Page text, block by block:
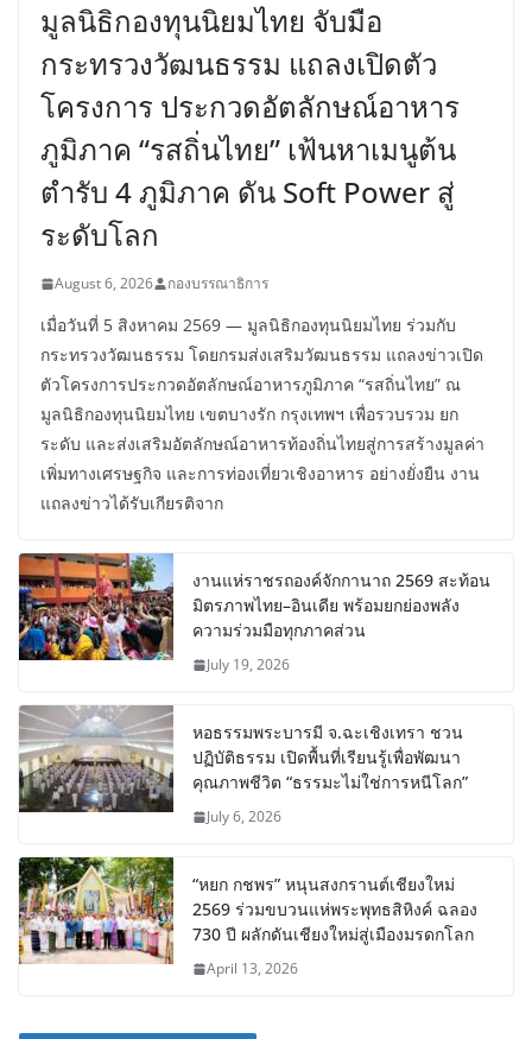
มูลนิธิกองทุนนิยมไทย จับมือ
กระทรวงวัฒนธรรม แถลงเปิดตัว
โครงการ ประกวดอัตลักษณ์อาหาร
ภูมิภาค “รสถิ่นไทย” เฟ้นหาเมนูต้น
ตำรับ 4 ภูมิภาค ดัน Soft Power สู่
ระดับโลก
August 6, 2026 กองบรรณาธิการ
เมื่อวันที่ 5 สิงหาคม 2569 — มูลนิธิกองทุนนิยมไทย ร่วมกับ
กระทรวงวัฒนธรรม โดยกรมส่งเสริมวัฒนธรรม แถลงข่าวเปิด
ตัวโครงการประกวดอัตลักษณ์อาหารภูมิภาค “รสถิ่นไทย” ณ
มูลนิธิกองทุนนิยมไทย เขตบางรัก กรุงเทพฯ เพื่อรวบรวม ยก
ระดับ และส่งเสริมอัตลักษณ์อาหารท้องถิ่นไทยสู่การสร้างมูลค่า
เพิ่มทางเศรษฐกิจ และการท่องเที่ยวเชิงอาหาร อย่างยั่งยืน งาน
แถลงข่าวได้รับเกียรติจาก
งานแห่ราชรถองค์จักกานาถ 2569 สะท้อน
มิตรภาพไทย–อินเดีย พร้อมยกย่องพลัง
ความร่วมมือทุกภาคส่วน
July 19, 2026
หอธรรมพระบารมี จ.ฉะเชิงเทรา ชวน
ปฏิบัติธรรม เปิดพื้นที่เรียนรู้เพื่อพัฒนา
คุณภาพชีวิต “ธรรมะไม่ใช่การหนีโลก”
July 6, 2026
“หยก กชพร” หนุนสงกรานต์เชียงใหม่
2569 ร่วมขบวนแห่พระพุทธสิหิงค์ ฉลอง
730 ปี ผลักดันเชียงใหม่สู่เมืองมรดกโลก
April 13, 2026